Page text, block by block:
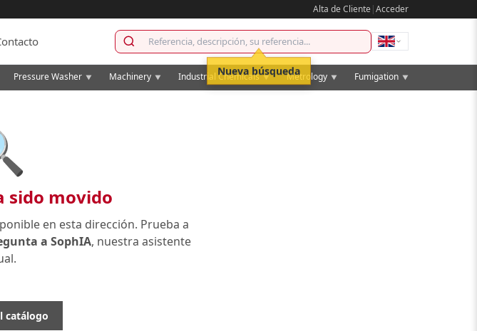
Alta de Cliente|Acceder
Pressure Washer ▼ Machinery ▼ Industrial Chemicals▼ Metrology ▼ Fumigation ▼
sido movido
en esta dirección. Prueba a
a SophIA, nuestra asistente
Nueva búsqueda
catálogo